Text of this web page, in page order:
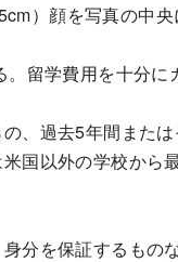
）顔を写真の中
留学費用を十分に
、過去5年間また
国以外の学校から
分を保証するもの